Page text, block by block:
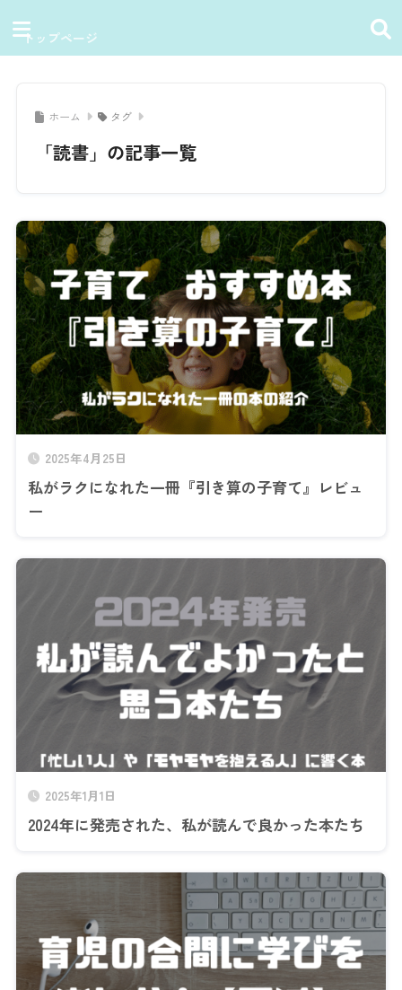
トップページ
ホーム タグ
「読書」の記事一覧
2025年4月25日
私がラクになれた一冊『引き算の子育て』レビュ
ー
2025年1月1日
2024年に発売された、私が読んで良かった本たち